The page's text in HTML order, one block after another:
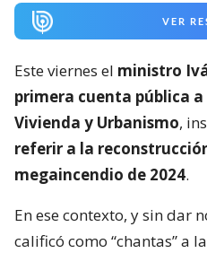
VER
Este viernes el ministro
primera cuenta pública
Vivienda y Urbanismo,
referir a la
megaincendio de 2024.
En ese contexto, y sin dar
calificó como “chantas” a